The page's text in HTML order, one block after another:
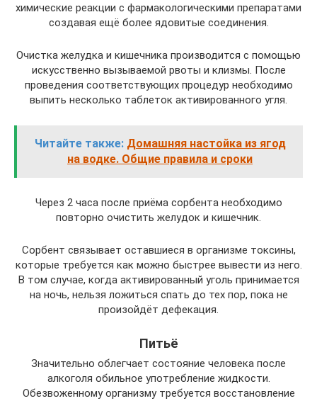
химические реакции с фармакологическими препаратами
создавая ещё более ядовитые соединения.
Очистка желудка и кишечника производится с помощью
искусственно вызываемой рвоты и клизмы. После
проведения соответствующих процедур необходимо
выпить несколько таблеток активированного угля.
Читайте также: Домашняя настойка из ягод
на водке. Общие правила и сроки
Через 2 часа после приёма сорбента необходимо
повторно очистить желудок и кишечник.
Сорбент связывает оставшиеся в организме токсины,
которые требуется как можно быстрее вывести из него.
В том случае, когда активированный уголь принимается
на ночь, нельзя ложиться спать до тех пор, пока не
произойдёт дефекация.
Питьё
Значительно облегчает состояние человека после
алкоголя обильное употребление жидкости.
Обезвоженному организму требуется восстановление